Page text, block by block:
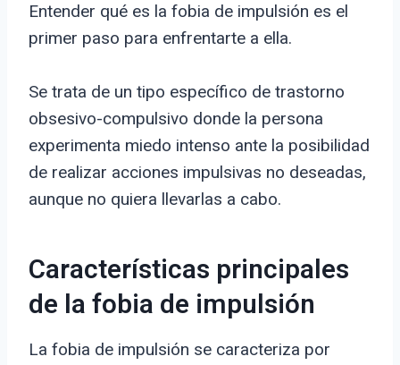
Entender qué es la fobia de impulsión es el
primer paso para enfrentarte a ella.
Se trata de un tipo específico de trastorno
obsesivo-compulsivo donde la persona
experimenta miedo intenso ante la posibilidad
de realizar acciones impulsivas no deseadas,
aunque no quiera llevarlas a cabo.
Características principales
de la fobia de impulsión
La fobia de impulsión se caracteriza por